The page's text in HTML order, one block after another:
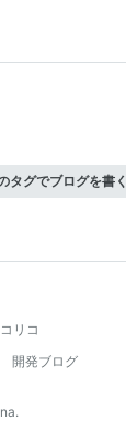
タグでブログを書く
リコ
開発ブログ